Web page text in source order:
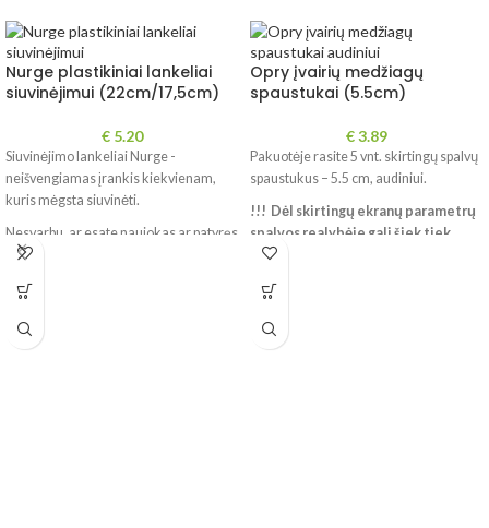
Nurge plastikiniai lankeliai
siuvinėjimui (22cm/17,5cm)
€ 5.20
Siuvinėjimo lankeliai Nurge -
neišvengiamas įrankis kiekvienam,
kuris mėgsta siuvinėti.
Nesvarbu, ar esate naujokas ar patyręs
siuvinėtojas, šie lankeliai tikrai padės
Opry įvairių medžiagų
spaustukai (5.5cm)
€3.89
Pakuotėje rasite 5 vnt. skirtingų spalvų
spaustukus – 5.5 cm, audiniui.
!!! Dėl skirtingų ekranų parametrų
spalvos realybėje gali šiek tiek
skirtis